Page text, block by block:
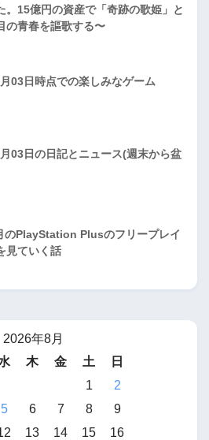
。15億円の資産で「奇跡の歌姫」と
の青春を謳歌する〜
03日時点での楽しみなゲーム
03日の日記とニュース(週末から盆
のPlayStation Plusのフリープレイ
見ていく話
2026年8月
木 金 土
日
1
2
5 6 7 8
9
13 14 15
16